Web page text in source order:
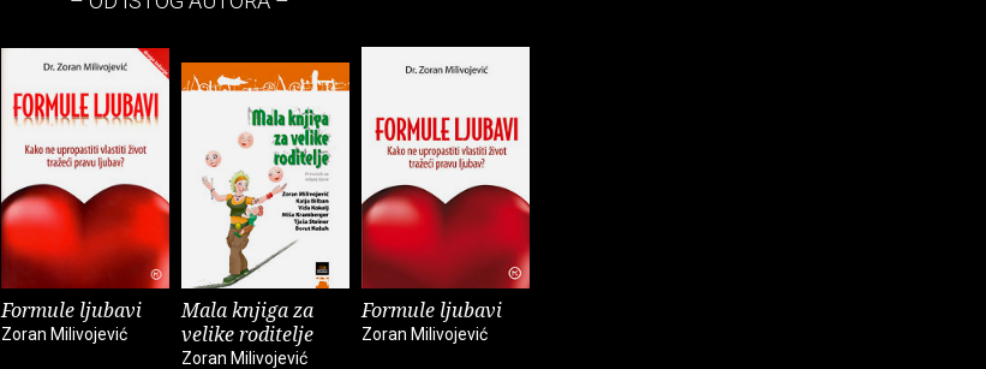
Formule ljubavi
Zoran Milivojević
Mala knjiga za
velike roditelje
Zoran Milivojević
Formule ljubavi
Zoran Milivojević